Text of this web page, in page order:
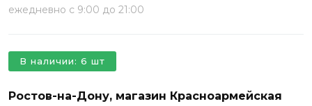
ежедневно с 9:00 до 21:00
Ростов-на-Дону, магазин Красноармейская
В наличии: 6 шт